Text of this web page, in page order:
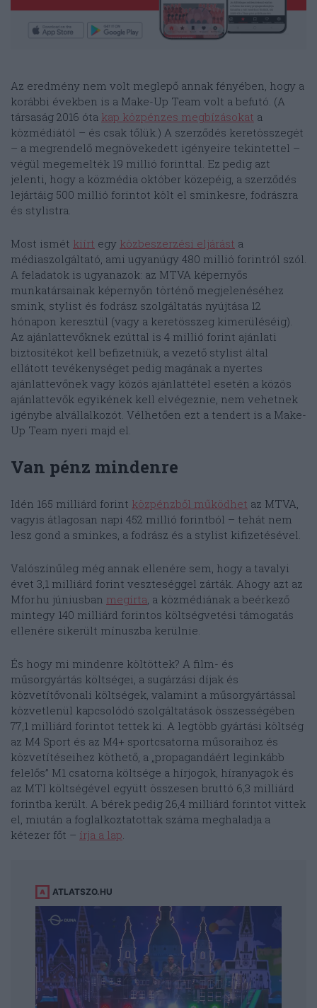
Az eredmény nem volt meglepő annak fényében, hogy a
korábbi években is a Make-Up Team volt a befutó. (A
társaság 2016 óta kap közpénzes megbízásokat a
közmédiától – és csak tőlük.) A szerződés keretösszegét
– a megrendelő megnövekedett igényeire tekintettel –
végül megemelték 19 millió forinttal. Ez pedig azt
jelenti, hogy a közmédia október közepéig, a szerződés
lejártáig 500 millió forintot költ el sminkesre, fodrászra
és stylistra.
Most ismét kiírt egy közbeszerzési eljárást a
médiaszolgáltató, ami ugyanúgy 480 millió forintról szól.
A feladatok is ugyanazok: az MTVA képernyős
munkatársainak képernyőn történő megjelenéséhez
smink, stylist és fodrász szolgáltatás nyújtása 12
hónapon keresztül (vagy a keretösszeg kimerüléséig).
Az ajánlattevőknek ezúttal is 4 millió forint ajánlati
biztosítékot kell befizetniük, a vezető stylist által
ellátott tevékenységet pedig magának a nyertes
ajánlattevőnek vagy közös ajánlattétel esetén a közös
ajánlattevők egyikének kell elvégeznie, nem vehetnek
igénybe alvállalkozót. Vélhetően ezt a tendert is a Make-
Up Team nyeri majd el.
Van pénz mindenre
Idén 165 milliárd forint közpénzből működhet az MTVA,
vagyis átlagosan napi 452 millió forintból – tehát nem
lesz gond a sminkes, a fodrász és a stylist kifizetésével.
Valószínűleg még annak ellenére sem, hogy a tavalyi
évet 3,1 milliárd forint veszteséggel zárták. Ahogy azt az
Mfor.hu júniusban megírta, a közmédiának a beérkező
mintegy 140 milliárd forintos költségvetési támogatás
ellenére sikerült mínuszba kerülnie.
És hogy mi mindenre költöttek? A film- és
műsorgyártás költségei, a sugárzási díjak és
közvetítővonali költségek, valamint a műsorgyártással
közvetlenül kapcsolódó szolgáltatások összességében
77,1 milliárd forintot tettek ki. A legtöbb gyártási költség
az M4 Sport és az M4+ sportcsatorna műsoraihoz és
közvetítéseihez köthető, a „propagandáért leginkább
felelős” M1 csatorna költsége a hírjogok, híranyagok és
az MTI költségével együtt összesen bruttó 6,3 milliárd
forintba került. A bérek pedig 26,4 milliárd forintot vittek
el, miután a foglalkoztatottak száma meghaladja a
kétezer főt – írja a lap.